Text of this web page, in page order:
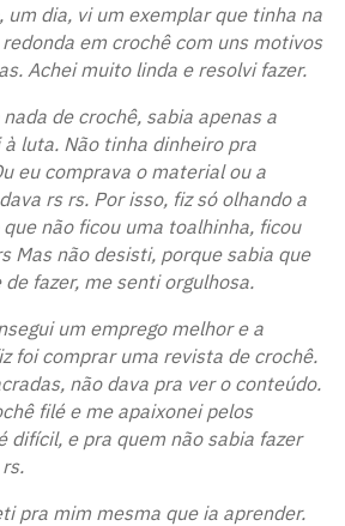
um dia, vi um exemplar que tinha na
em crochê com uns motivos
Achei muito linda e resolvi fazer.
de crochê, sabia apenas a
luta. Não tinha dinheiro pra
eu comprava o material ou a
rs rs. Por isso, fiz só olhando a
não ficou uma toalhinha, ficou
Mas não desisti, porque sabia que
fazer, me senti orgulhosa.
um emprego melhor e a
foi comprar uma revista de crochê.
não dava pra ver o conteúdo.
filé e me apaixonei pelos
difícil, e pra quem não sabia fazer
pra mim mesma que ia aprender.